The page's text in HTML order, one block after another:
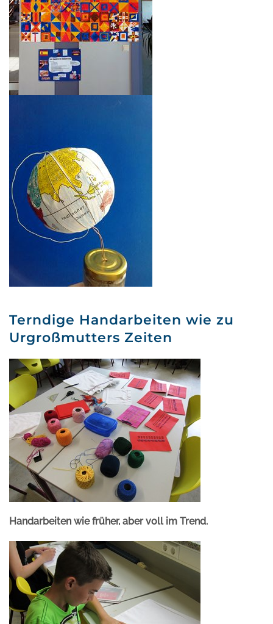
Terndige Handarbeiten wie zu
Urgroßmutters Zeiten
Handarbeiten wie früher, aber voll im Trend.